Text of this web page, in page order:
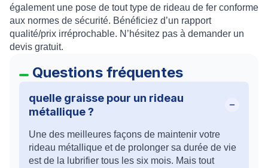
également une pose de tout type de rideau de fer conforme
aux normes de sécurité. Bénéficiez d’un rapport
qualité/prix irréprochable. N’hésitez pas à demander un
devis gratuit.
Questions fréquentes
quelle graisse pour un rideau
métallique ?
Une des meilleures façons de maintenir votre
rideau métallique et de prolonger sa durée de vie
est de la lubrifier tous les six mois. Mais tout